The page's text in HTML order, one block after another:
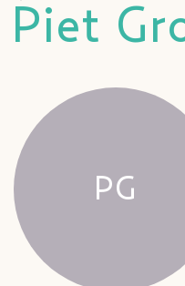
Piet
PG